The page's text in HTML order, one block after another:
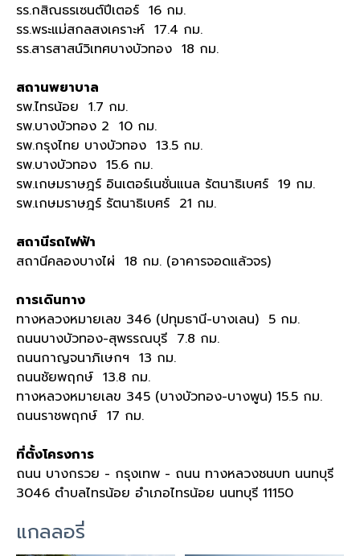
รร.กสิณธรเซนต์ปีเตอร์ 16 กม.
รร.พระแม่สกลสงเคราะห์ 17.4 กม.
รร.สารสาสน์วิเทศบางบัวทอง 18 กม.
สถานพยาบาล
รพ.ไทรน้อย 1.7 กม.
รพ.บางบัวทอง 2 10 กม.
รพ.กรุงไทย บางบัวทอง 13.5 กม.
รพ.บางบัวทอง 15.6 กม.
รพ.เกษมราษฎร์ อินเตอร์เนชั่นแนล รัตนาธิเบศร์ 19 กม.
รพ.เกษมราษฎร์ รัตนาธิเบศร์ 21 กม.
สถานีรถไฟฟ้า
สถานีคลองบางไผ่ 18 กม. (อาคารจอดแล้วจร)
การเดินทาง
ทางหลวงหมายเลข 346 (ปทุมธานี-บางเลน) 5 กม.
ถนนบางบัวทอง-สุพรรณบุรี 7.8 กม.
ถนนกาญจนาภิเษกฯ 13 กม.
ถนนชัยพฤกษ์ 13.8 กม.
ทางหลวงหมายเลข 345 (บางบัวทอง-บางพูน) 15.5 กม.
ถนนราชพฤกษ์ 17 กม.
ที่ตั้งโครงการ
ถนน บางกรวย - กรุงเทพ - ถนน ทางหลวงชนบท นนทบุรี
3046 ตำบลไทรน้อย อำเภอไทรน้อย นนทบุรี 11150
แกลลอรี่